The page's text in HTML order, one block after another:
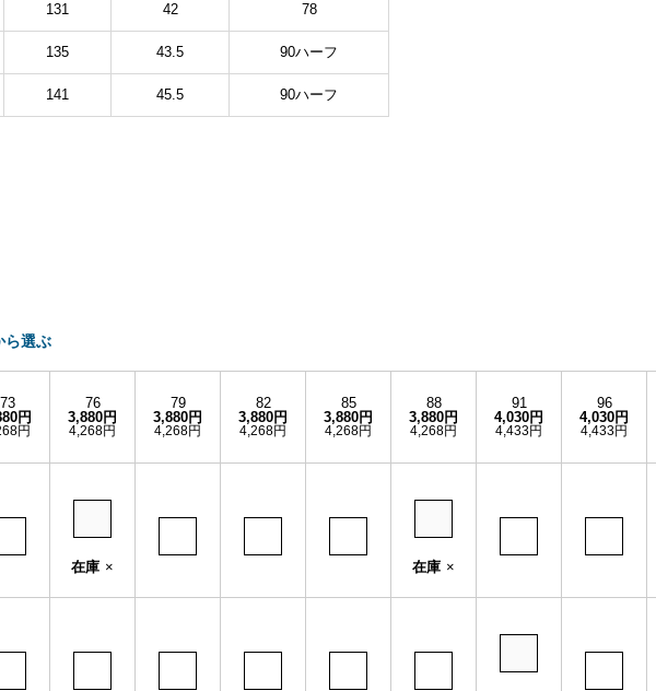
131 42 78
135 43.5 90ハーフ
141 45.5 90ハーフ
ら選ぶ
73
円
円
76
3,880円
4,268円
79
3,880円
4,268円
82
3,880円
4,268円
85
3,880円
4,268円
88
3,880円
4,268円
91
4,030円
4,433円
96
4,030円
4,433円
在庫 × 在庫 ×